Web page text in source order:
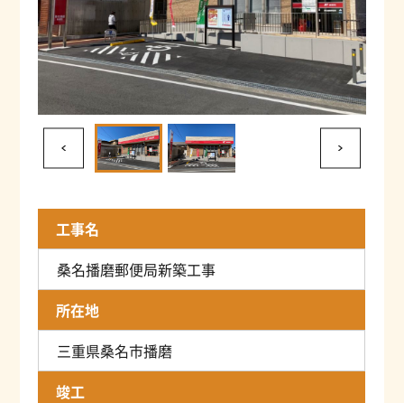
工事名
桑名播磨郵便局新築工事
所在地
三重県桑名市播磨
竣工